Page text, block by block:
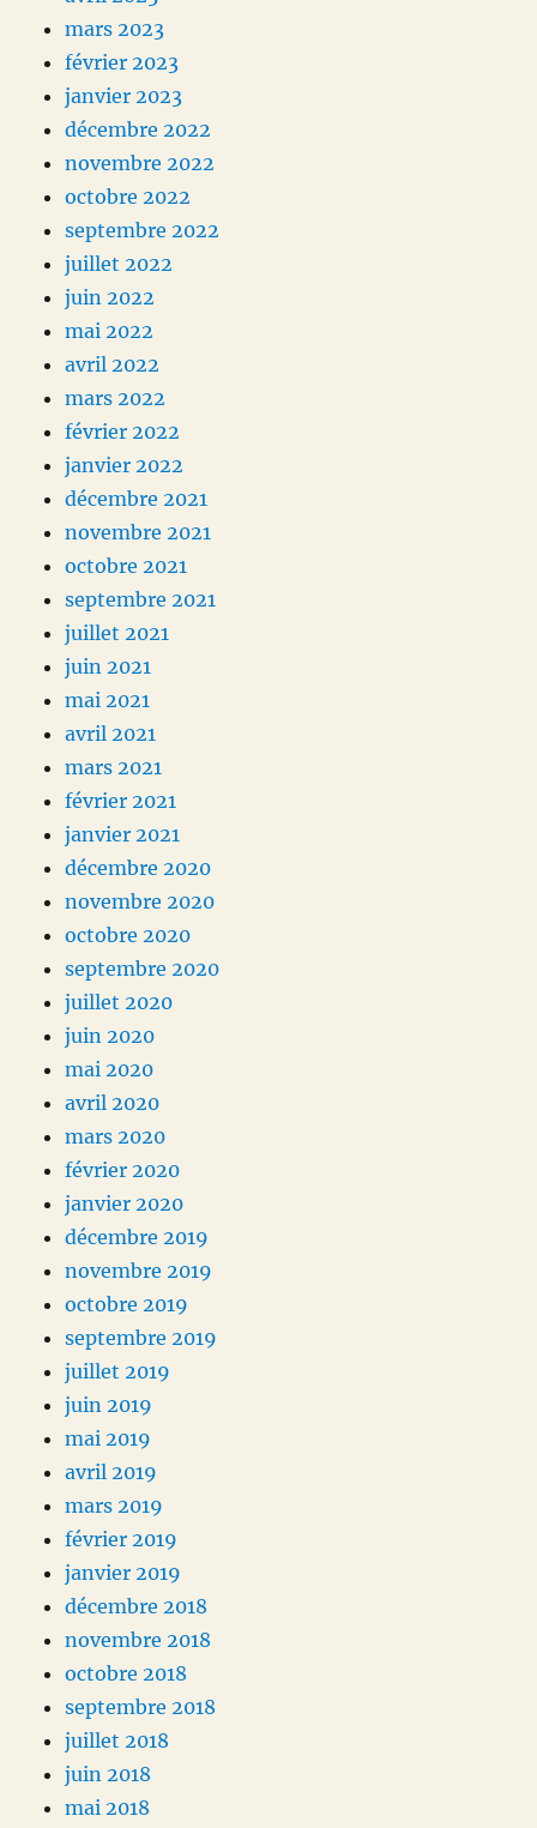
mars 2023
février 2023
janvier 2023
décembre 2022
novembre 2022
octobre 2022
septembre 2022
juillet 2022
juin 2022
mai 2022
avril 2022
mars 2022
février 2022
janvier 2022
décembre 2021
novembre 2021
octobre 2021
septembre 2021
juillet 2021
juin 2021
mai 2021
avril 2021
mars 2021
février 2021
janvier 2021
décembre 2020
novembre 2020
octobre 2020
septembre 2020
juillet 2020
juin 2020
mai 2020
avril 2020
mars 2020
février 2020
janvier 2020
décembre 2019
novembre 2019
octobre 2019
septembre 2019
juillet 2019
juin 2019
mai 2019
avril 2019
mars 2019
février 2019
janvier 2019
décembre 2018
novembre 2018
octobre 2018
septembre 2018
juillet 2018
juin 2018
mai 2018